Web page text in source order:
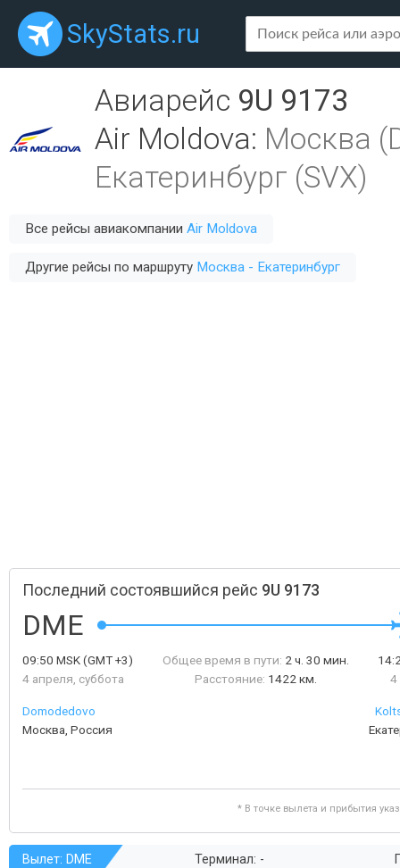
SkyStats.ru
Авиарейс 9U 9173
Air Moldova: Москва
Екатеринбург (SVX)
Все рейсы авиакомпании Air Moldova
Другие рейсы по маршруту Москва - Екатеринбург
Последний состоявшийся рейс 9U 9173
DME
09:50 MSK(GMT +3)
4 апреля, суббота
Общее время в пути: 2 ч. 30 мин.
Расстояние: 1422 км.
4
Domodedovo
Москва, Россия
* В точке вылета и прибытия
Вылет: DME Терминал: -